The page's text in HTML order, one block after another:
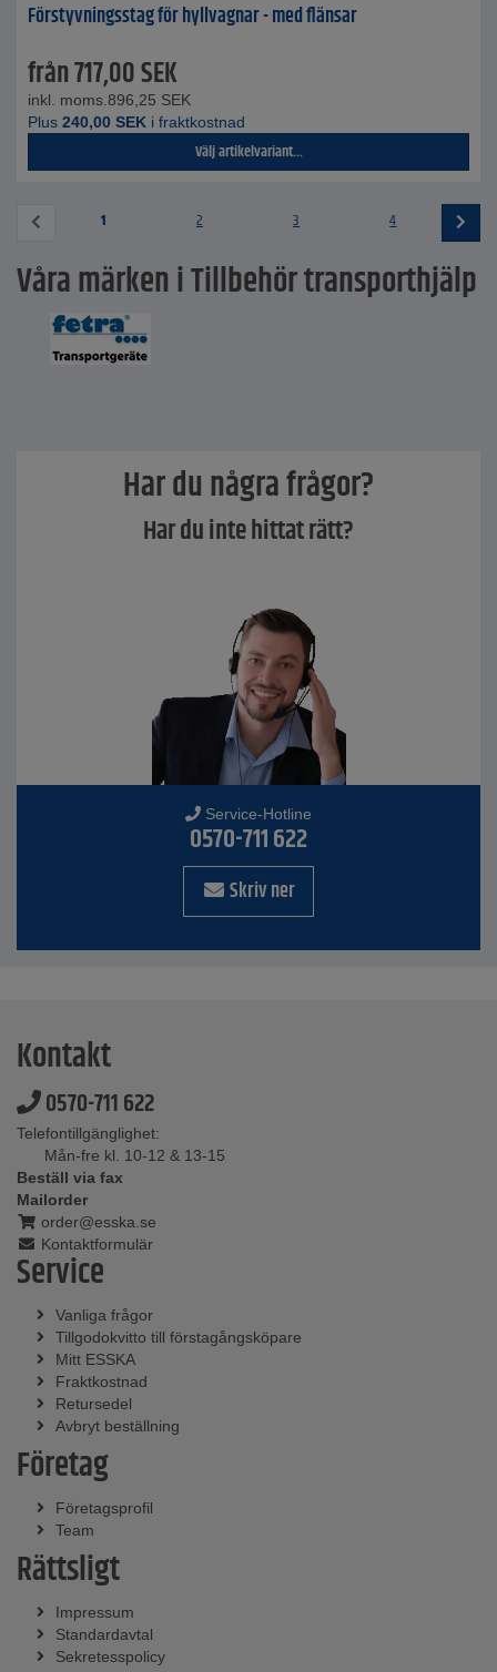
Förstyvningsstag för hyllvagnar - med flänsar
från717,00SEK
inkl. moms. 896,25 SEK
Plus 240,00 SEK i fraktkostnad
Välj artikelvariant...
1 2 3 4
Våra märken i Tillbehör transporthjälp
Har du några frågor?
Har du inte hittat rätt?
Service-Hotline
0570-711 622
Skriv ner
Kontakt
0570-711 622
Telefontillgänglighet:
Mån-fre kl. 10-12 & 13-15
Beställ via fax
Mailorder
order@esska.se
Kontaktformulär
Service
Vanliga frågor
Tillgodokvitto till förstagångsköpare
Mitt ESSKA
Fraktkostnad
Retursedel
Avbryt beställning
Företag
Företagsprofil
Team
Rättsligt
Impressum
Standardavtal
Sekretesspolicy